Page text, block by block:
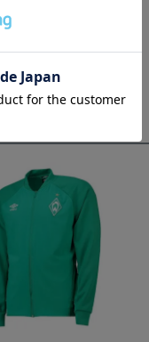
Madrid]
います！